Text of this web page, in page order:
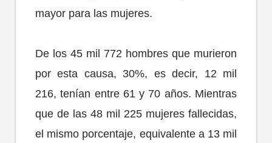
mayor para las mujeres.
De los 45 mil 772 hombres que murieron
por esta causa, 30%, es decir, 12 mil
216, tenían entre 61 y 70 años. Mientras
que de las 48 mil 225 mujeres fallecidas,
el mismo porcentaje, equivalente a 13 mil